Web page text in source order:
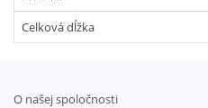
Celková dĺžka
O našej spoločnosti